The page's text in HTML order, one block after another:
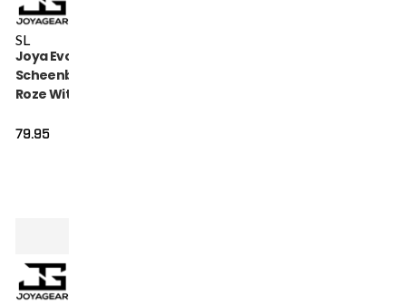
SL
Joya Evolution Pro
Scheenbeschermers
Roze Wit
79.95